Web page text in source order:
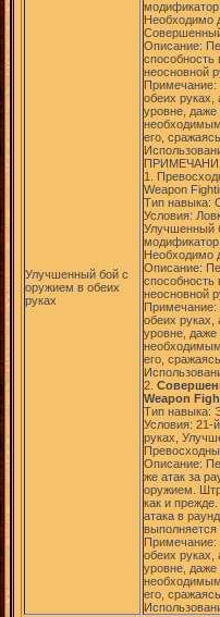
Улучшенный бой с
оружием в обеих
руках
Необходимо
Описание:
способность
неосновной
обеих руках,
уровне, даже
необходимым
его,
1.
Weapon
Тип навыка:
Условия:
Улучшенный
модификатор
Необходимо
Описание:
способность
неосновной
обеих руках,
уровне, даже
необходимым
его,
2.
Weapon
Тип навыка:
Условия: 21-
руках,
Описание:
же атак за
оружием.
как и
атака в
обеих руках,
уровне, даже
необходимым
его,